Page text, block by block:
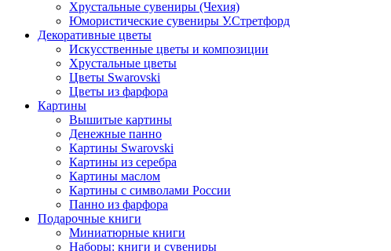
Хрустальные сувениры (Чехия)
Юмористические сувениры У.Стретфорд
Декоративные цветы
Искусственные цветы и композиции
Хрустальные цветы
Цветы Swarovski
Цветы из фарфора
Картины
Вышитые картины
Денежные панно
Картины Swarovski
Картины из серебра
Картины маслом
Картины с символами России
Панно из фарфора
Подарочные книги
Миниатюрные книги
Наборы: книги и сувениры